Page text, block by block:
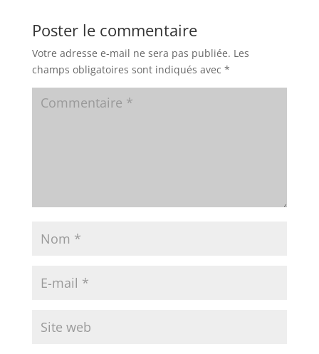
Poster le commentaire
Votre adresse e-mail ne sera pas publiée. Les
champs obligatoires sont indiqués avec *